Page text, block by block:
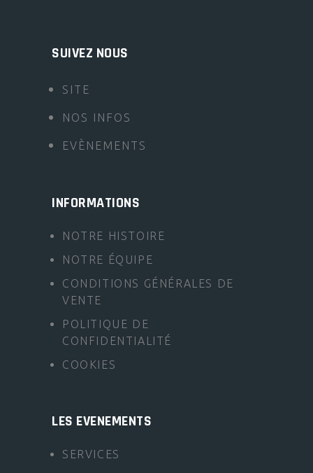
SUIVEZ NOUS
SITE
NOS INFOS
EVÈNEMENTS
INFORMATIONS
NOTRE HISTOIRE
NOTRE ÉQUIPE
CONDITIONS GÉNÉRALES DE
VENTE
POLITIQUE DE
CONFIDENTIALITÉ
COOKIES
LES EVENEMENTS
SERVICES